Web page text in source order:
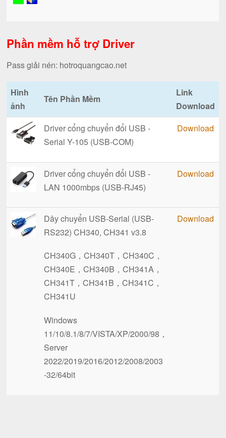
Phần mềm hỗ trợ Driver
Pass giải nén: hotroquangcao.net
Hình
ảnh
Tên Phần Mềm
Link
Download
Driver cổng chuyển đổi USB -
Serial Y-105 (USB-COM)
Download
Driver cổng chuyển đổi USB -
LAN 1000mbps (USB-RJ45)
Download
Dây chuyển USB-Serial (USB-
RS232) CH340, CH341 v3.8
CH340G，CH340T，CH340C，
CH340E，CH340B，CH341A，
CH341T，CH341B，CH341C，
CH341U
Windows
11/10/8.1/8/7/VISTA/XP/2000/98，
Server
2022/2019/2016/2012/2008/2003
-32/64bit
Download